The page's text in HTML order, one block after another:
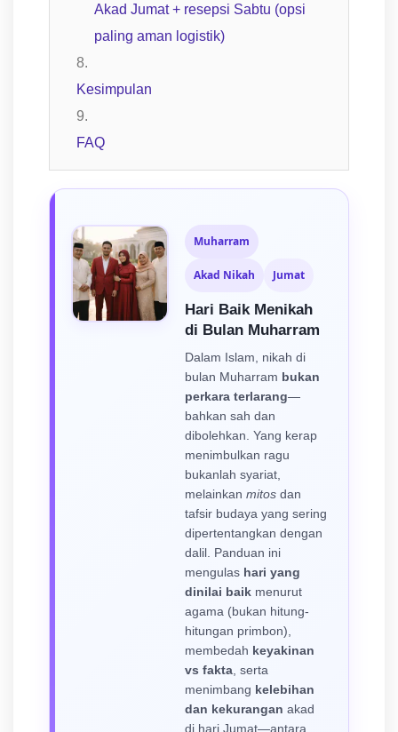
Akad Jumat + resepsi Sabtu (opsi
paling aman logistik)
Kesimpulan
FAQ
Muharram
Akad Nikah Jumat
Hari Baik Menikah
di Bulan Muharram
Dalam Islam, nikah di
bulan Muharram bukan
perkara terlarang—
bahkan sah dan
dibolehkan. Yang kerap
menimbulkan ragu
bukanlah syariat,
melainkan mitos dan
tafsir budaya yang sering
dipertentangkan dengan
dalil. Panduan ini
mengulas hari yang
dinilai baik menurut
agama (bukan hitung-
hitungan primbon),
membedah keyakinan
vs fakta , serta
menimbang kelebihan
dan kekurangan akad
di hari Jumat—antara